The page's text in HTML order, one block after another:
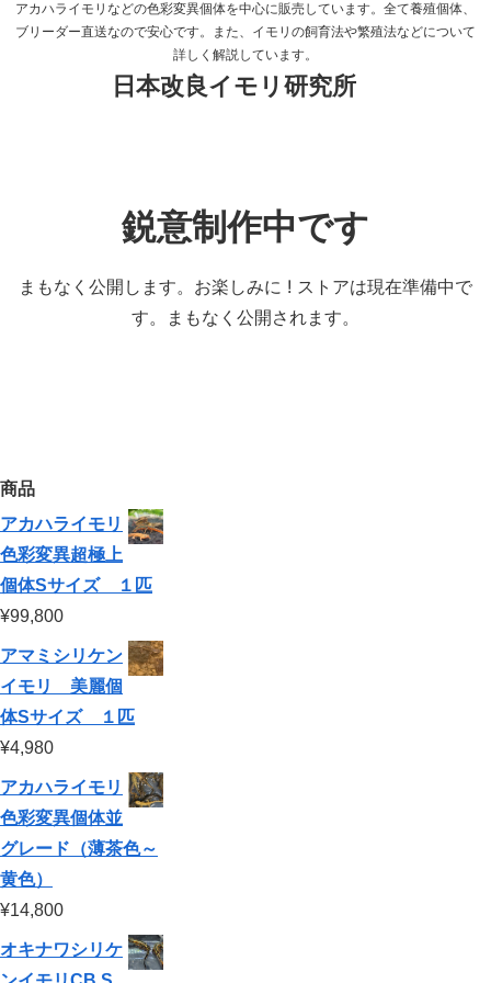
アカハライモリなどの色彩変異個体を中心に販売しています。全て養殖個体、
ブリーダー直送なので安心です。また、イモリの飼育法や繁殖法などについて
詳しく解説しています。
日本改良イモリ研究所
鋭意制作中です
まもなく公開します。お楽しみに ! ストアは現在準備中で
す。まもなく公開されます。
商品
アカハライモリ
色彩変異超極上
個体Sサイズ １匹
¥99,800
アマミシリケン
イモリ 美麗個
体Sサイズ １匹
¥4,980
アカハライモリ
色彩変異個体並
グレード（薄茶色～
黄色）
¥14,800
オキナワシリケ